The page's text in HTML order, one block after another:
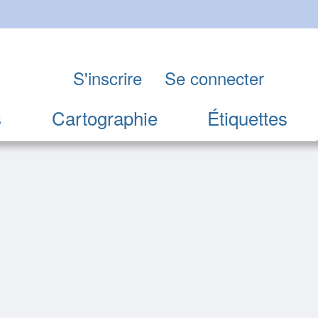
Cartographie Étiquettes
S'inscrire Se connecter